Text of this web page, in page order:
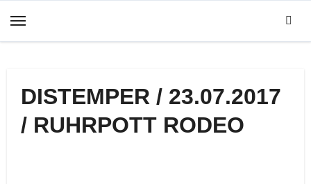
Inhalt
DISTEMPER / 23.07.2017
/ RUHRPOTT RODEO